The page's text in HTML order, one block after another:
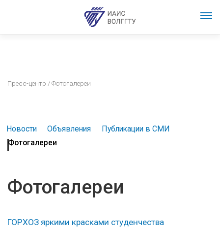
Пресс-центр / Фотогалереи
Новости Объявления
Публикации в СМИ
Фотогалереи
Фотогалереи
ГОРХОЗ яркими красками студенчества